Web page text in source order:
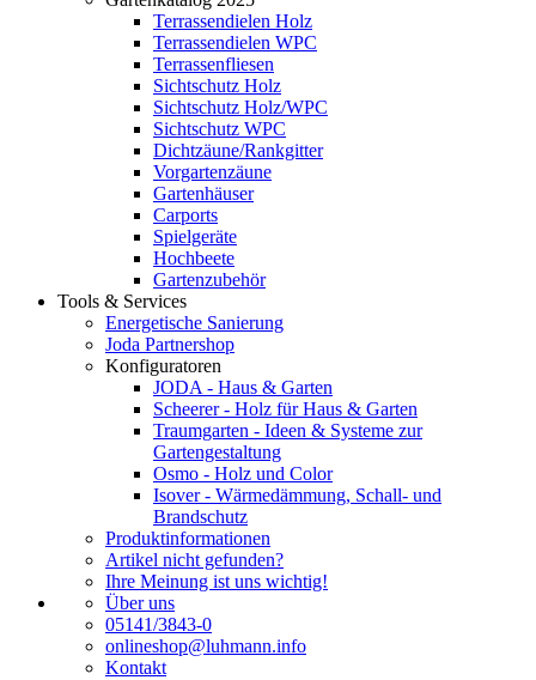
Terrassendielen Holz
Terrassendielen WPC
Terrassenfliesen
Sichtschutz Holz
Sichtschutz Holz/WPC
Sichtschutz WPC
Dichtzäune/Rankgitter
Vorgartenzäune
Gartenhäuser
Carports
Spielgeräte
Hochbeete
Gartenzubehör
Tools & Services
Energetische Sanierung
Joda Partnershop
Konfiguratoren
JODA - Haus & Garten
Scheerer - Holz für Haus & Garten
Traumgarten - Ideen & Systeme zur
Gartengestaltung
Osmo - Holz und Color
Isover - Wärmedämmung, Schall- und
Brandschutz
Produktinformationen
Artikel nicht gefunden?
Ihre Meinung ist uns wichtig!
Über uns
05141/3843-0
onlineshop@luhmann.info
Kontakt